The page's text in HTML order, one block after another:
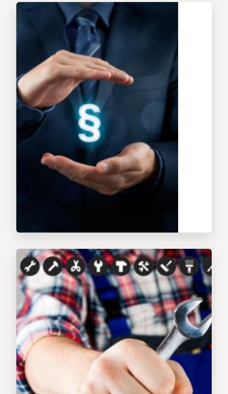
Rechtsanwälte
Notare
Baufirmen aller Gewerke